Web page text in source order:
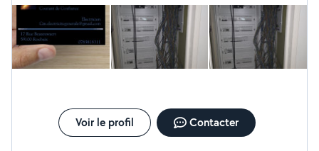
Voir le profil Contacter